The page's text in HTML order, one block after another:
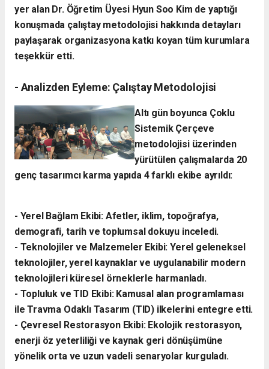
yer alan Dr. Öğretim Üyesi Hyun Soo Kim de yaptığı
konuşmada çalıştay metodolojisi hakkında detayları
paylaşarak organizasyona katkı koyan tüm kurumlara
teşekkür etti.
- ​Analizden Eyleme: Çalıştay Metodolojisi
​Altı gün boyunca Çoklu
Sistemik Çerçeve
metodolojisi üzerinden
yürütülen çalışmalarda 20
genç tasarımcı karma yapıda 4 farklı ekibe ayrıldı:
- ​Yerel Bağlam Ekibi: Afetler, iklim, topoğrafya,
demografi, tarih ve toplumsal dokuyu inceledi.
- ​Teknolojiler ve Malzemeler Ekibi: Yerel geleneksel
teknolojiler, yerel kaynaklar ve uygulanabilir modern
teknolojileri küresel örneklerle harmanladı.
​- Topluluk ve TID Ekibi: Kamusal alan programlaması
ile Travma Odaklı Tasarım (TID) ilkelerini entegre etti.
- ​Çevresel Restorasyon Ekibi: Ekolojik restorasyon,
enerji öz yeterliliği ve kaynak geri dönüşümüne
yönelik orta ve uzun vadeli senaryolar kurguladı.